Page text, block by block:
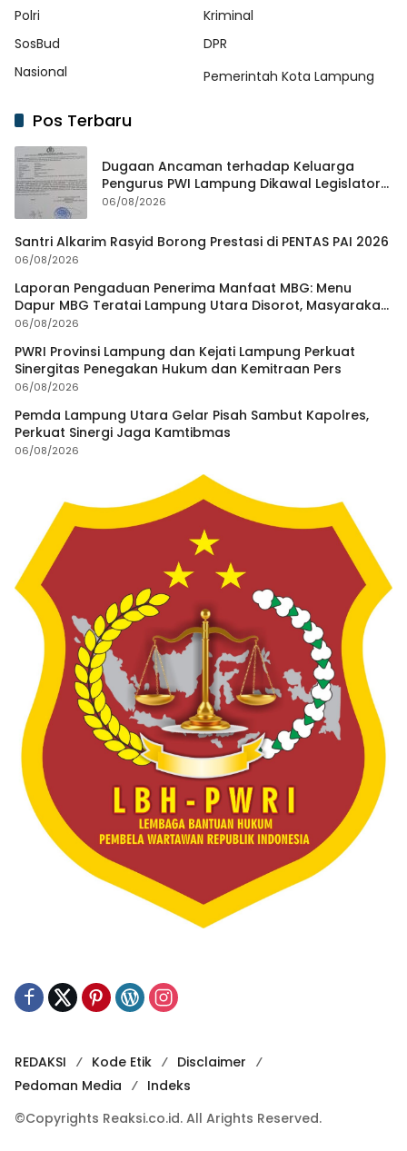
Polri
Kriminal
SosBud
DPR
Nasional
Pemerintah Kota Lampung
Pos Terbaru
Dugaan Ancaman terhadap Keluarga
Pengurus PWI Lampung Dikawal Legislator
dan Jurnalis
06/08/2026
Santri Alkarim Rasyid Borong Prestasi di PENTAS PAI 2026
06/08/2026
Laporan Pengaduan Penerima Manfaat MBG: Menu
Dapur MBG Teratai Lampung Utara Disorot, Masyarakat
Minta Satgas Lakukan Investigasi
06/08/2026
PWRI Provinsi Lampung dan Kejati Lampung Perkuat
Sinergitas Penegakan Hukum dan Kemitraan Pers
06/08/2026
Pemda Lampung Utara Gelar Pisah Sambut Kapolres,
Perkuat Sinergi Jaga Kamtibmas
06/08/2026
REDAKSI Kode Etik
Disclaimer
Pedoman Media
Indeks
©Copyrights Reaksi.co.id. All Arights Reserved.